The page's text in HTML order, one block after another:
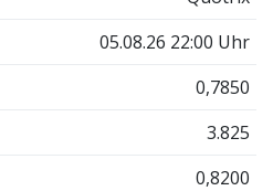
05.08.26 22:00 Uhr
0,7850
3.825
0,8200